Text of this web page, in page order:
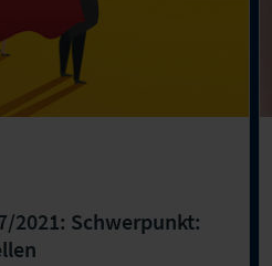
2021: Schwerpunkt: